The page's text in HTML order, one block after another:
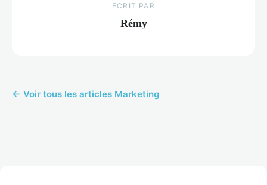
ECRIT PAR
Rémy
← Voir tous les articles Marketing